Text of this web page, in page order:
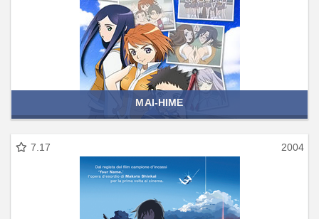
MAI-HIME
7.17 2004